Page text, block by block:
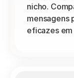
nicho.
mensagens
eficazes em